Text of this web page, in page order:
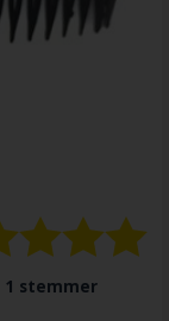
1 stemmer